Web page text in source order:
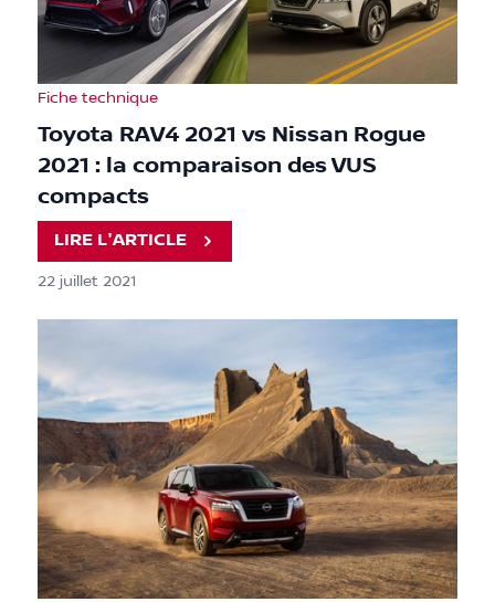
Fiche technique
Toyota RAV4 2021 vs Nissan Rogue
2021 : la comparaison des VUS
compacts
LIRE L'ARTICLE
22 juillet 2021